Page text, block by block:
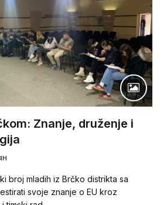
Znanje, druženje i
broj mladih iz Brčko distrikta sa
svoje znanje o EU kroz